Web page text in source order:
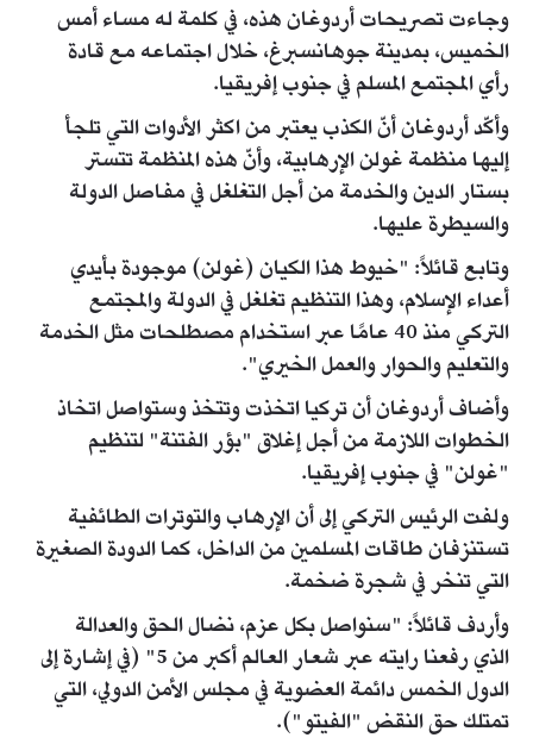
وجاءت تصريحات أردوغان هذه، في كلمة له مساء أمس
الخميس، بمدينة جوهانسبرغ، خلال اجتماعه مع قادة
رأي المجتمع المسلم في جنوب إفريقيا.
وأكّد أردوغان أنّ الكذب يعتبر من اكثر الأدوات التي تلجأ
إليها منظمة غولن الإرهابية، وأنّ هذه المنظمة تتستر
بستار الدين والخدمة من أجل التغلغل في مفاصل الدولة
والسيطرة عليها.
وتابع قائلاً: "خيوط هذا الكيان (غولن) موجودة بأيدي
أعداء الإسلام، وهذا التنظيم تغلغل في الدولة والمجتمع
التركي منذ 40 عامًا عبر استخدام مصطلحات مثل الخدمة
والتعليم والحوار والعمل الخيري".
وأضاف أردوغان أن تركيا اتخذت وتتخذ وستواصل اتخاذ
الخطوات اللازمة من أجل إغلاق "بؤر الفتنة" لتنظيم
"غولن" في جنوب إفريقيا.
ولفت الرئيس التركي إلى أن الإرهاب والتوترات الطائفية
تستنزفان طاقات المسلمين من الداخل، كما الدودة الصغيرة
التي تنخر في شجرة ضخمة.
وأردف قائلاً: "سنواصل بكل عزم، نضال الحق والعدالة
الذي رفعنا رايته عبر شعار العالم أكبر من 5" (في إشارة إلى
الدول الخمس دائمة العضوية في مجلس الأمن الدولي، التي
تمتلك حق النقض "الفيتو").